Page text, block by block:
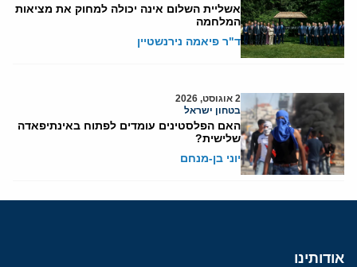
אשליית השלום אינה יכולה למחוק את מציאות
המלחמה
ד"ר פיאמה נירנשטיין
2 אוגוסט, 2026
בטחון ישראל
האם הפלסטינים עומדים לפתוח באינתיפאדה
שלישית?
יוני בן-מנחם
אודותינו